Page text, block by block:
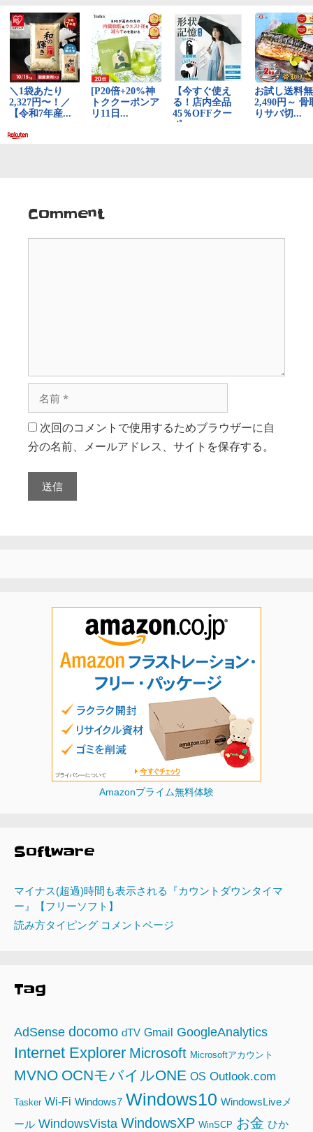
シ
ョ
ン
Comment
次回のコメントで使用するためブラウザーに自
分の名前、メールアドレス、サイトを保存する。
Amazonプライム無料体験
Software
マイナス(超過)時間も表示される『カウントダウンタイマ
ー』【フリーソフト】
読み方タイピング コメントページ
Tag
AdSense docomo dTV Gmail GoogleAnalytics
Internet Explorer Microsoft Microsoftアカウント
MVNO OCNモバイルONE OS Outlook.com
Tasker Wi-Fi Windows7 Windows10 WindowsLiveメ
ール WindowsVista WindowsXP WinSCP お金 ひか